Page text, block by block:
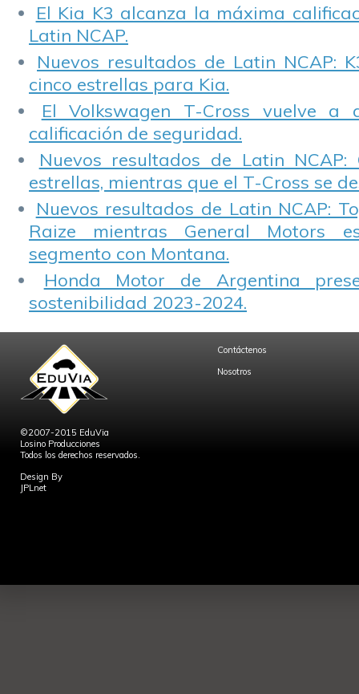
El Kia K3 alcanza la máxima
Latin NCAP.
Nuevos resultados de Latin NCAP:
cinco estrellas para Kia.
El Volkswagen T-Cross vuelve a
calificación de seguridad.
Nuevos resultados de Latin NCAP:
estrellas, mientras que el T-Cross se
Nuevos resultados de Latin NCAP:
Raize mientras General Motors
segmento con Montana.
Honda Motor de Argentina
sostenibilidad 2023-2024.
©2007-2015 EduVia
Losino Producciones
Todos los derechos reservados.
Design By
JPLnet
Contáctenos
Nosotros